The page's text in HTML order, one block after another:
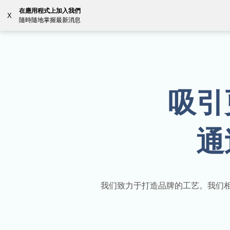
X
在應用程式上加入我們
隨時隨地掌握最新消息
解决方案
吸
我们致力于打造品牌的工艺。我们